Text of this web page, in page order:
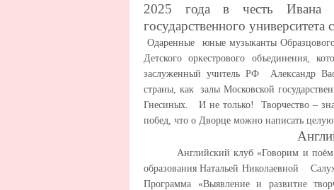
2025 года в честь Ивана
государственного
Одаренные юные музыканты
Детского оркестрового объединения,
заслуженный учитель РФ Александр
страны, как залы Московской
Гнесиных. И не только! Творчество –
побед, что о Дворце можно написать
Английский клуб «Говорим и поём
образования Натальей Николаевной
Программа «Выявление и развитие